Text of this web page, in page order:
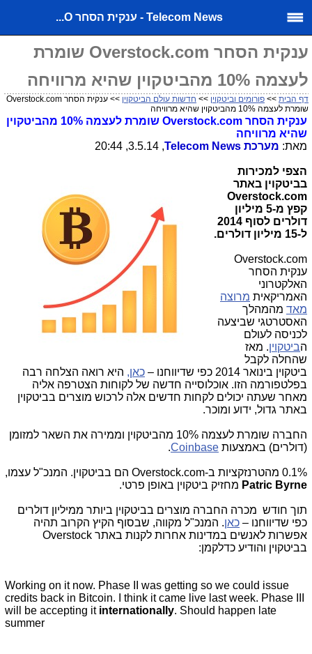
Telecom News - ענקית הסחר O...
ענקית הסחר Overstock.com שומרת
לעצמה 10% מהביטקוין שהיא מרוויחה
דף הבית >> פורומים וביטקוין >> חדשות עולם הביטקוין
>> ענקית הסחר Overstock.com
שומרת לעצמה 10% מהביטקוין שהיא מרוויחה
ענקית הסחר Overstock.com
שומרת לעצמה 10% מהביטקוין
שהיא מרוויחה
מאת: מערכת Telecom News
, 3.5.14, 20:44
הצפי למכירות
בביטקוין באתר
Overstock.com
קפץ מ-5 מיליון
דולרים לסוף 2014
ל-15 מיליון דולרים.
Overstock.com
ענקית הסחר
האלקטרוני
האמריקאית מרוצה
מאד מהמהלך
האסטרטגי שביצעה
לכניסה לעולם
הביטקוין. מאז
שהחלה לקבל
ביטקוין בינואר 2014 כפי שדיווחנו –
כאן, היא רואה הצלחה רבה
בפלטפורמה הזו. אוכלוסייה חדשה של לקוחות הצטרפה אליה
מאחר שעתה יכולים לקחות חדשים אלה לרכוש מוצרים בביטקוין
באתר גדול, ידוע ומוכר.
החברה שומרת לעצמה 10% מהביטקוין וממירה את השאר למזומן
(דולרים) באמצעות Coinbase
.
0.1% מהטרנזקציות ב- Overstock.com הם בביטקוין. המנכ"ל עצמו,
Patric Byrne מחזיק ביטקוין באופן פרטי.
תוך חודש מכרה החברה מוצרים בביטקוין ביותר ממיליון דולרים
כפי שדיווחנו – כאן. המנכ"ל מקווה, שבסוף הקיץ הקרוב תהיה
אפשרות לאנשים במדינות אחרות לקנות באתר Overstock
בביטקוין והודיע כדלקמן:
Working on it now. Phase II was getting so we could issue
credits back in Bitcoin. I think it came live last week. Phase III
will be accepting it internationally. Should happen late
summer